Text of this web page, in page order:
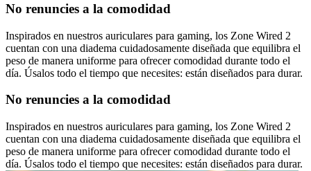
No renuncies a la comodidad
Inspirados en nuestros auriculares para gaming, los Zone Wired 2
cuentan con una diadema cuidadosamente diseñada que equilibra el
peso de manera uniforme para ofrecer comodidad durante todo el
día. Úsalos todo el tiempo que necesites: están diseñados para durar.
No renuncies a la comodidad
Inspirados en nuestros auriculares para gaming, los Zone Wired 2
cuentan con una diadema cuidadosamente diseñada que equilibra el
peso de manera uniforme para ofrecer comodidad durante todo el
día. Úsalos todo el tiempo que necesites: están diseñados para durar.